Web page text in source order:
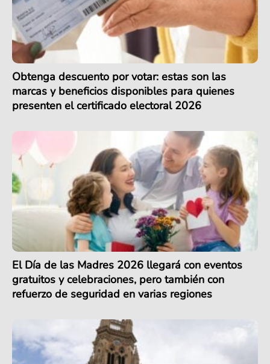
Obtenga descuento por votar: estas son las
marcas y beneficios disponibles para quienes
presenten el certificado electoral 2026
El Día de las Madres 2026 llegará con eventos
gratuitos y celebraciones, pero también con
refuerzo de seguridad en varias regiones